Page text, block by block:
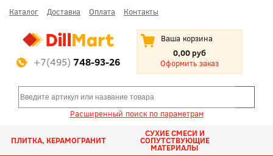
Каталог Доставка Оплата Контакты
+7(495) 748-93-26
Ваша корзина
0,00 руб
Оформить заказ
Расширенный поиск по параметрам
ПЛИТКА, КЕРАМОГРАНИТ
СУХИЕ СМЕСИ И
СОПУТСТВУЮЩИЕ
МАТЕРИАЛЫ